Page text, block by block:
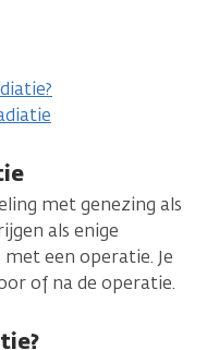
met genezing als
als enige
een operatie. Je
of na de operatie.